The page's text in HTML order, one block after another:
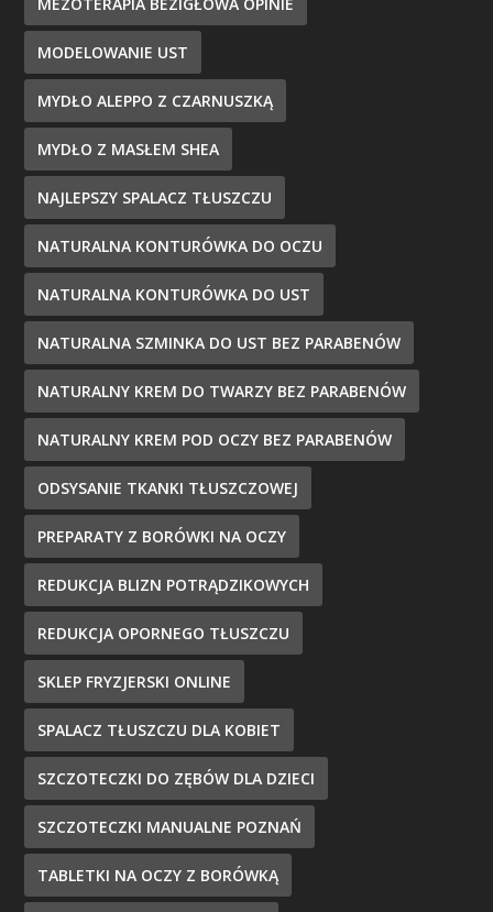
MODELOWANIE UST
MYDŁO ALEPPO Z CZARNUSZKĄ
MYDŁO Z MASŁEM SHEA
NAJLEPSZY SPALACZ TŁUSZCZU
NATURALNA KONTURÓWKA DO OCZU
NATURALNA KONTURÓWKA DO UST
NATURALNA SZMINKA DO UST BEZ PARABENÓW
NATURALNY KREM DO TWARZY BEZ PARABENÓW
NATURALNY KREM POD OCZY BEZ PARABENÓW
ODSYSANIE TKANKI TŁUSZCZOWEJ
PREPARATY Z BORÓWKI NA OCZY
REDUKCJA BLIZN POTRĄDZIKOWYCH
REDUKCJA OPORNEGO TŁUSZCZU
SKLEP FRYZJERSKI ONLINE
SPALACZ TŁUSZCZU DLA KOBIET
SZCZOTECZKI DO ZĘBÓW DLA DZIECI
SZCZOTECZKI MANUALNE POZNAŃ
TABLETKI NA OCZY Z BORÓWKĄ